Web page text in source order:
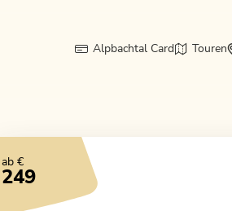
Alpbachtal Card Touren
ab €
249